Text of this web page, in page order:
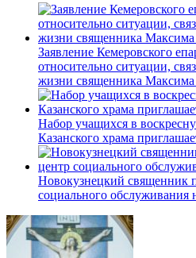
Заявление Кемеровского
относительно ситуации,
жизни священника
Набор учащихся в
Казанского храма
Новокузнецкий священник
социального обслуживания